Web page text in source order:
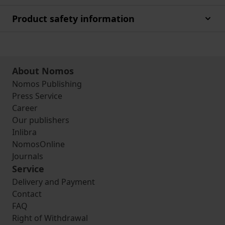
Product safety information
About Nomos
Nomos Publishing
Press Service
Career
Our publishers
Inlibra
NomosOnline
Journals
Service
Delivery and Payment
Contact
FAQ
Right of Withdrawal